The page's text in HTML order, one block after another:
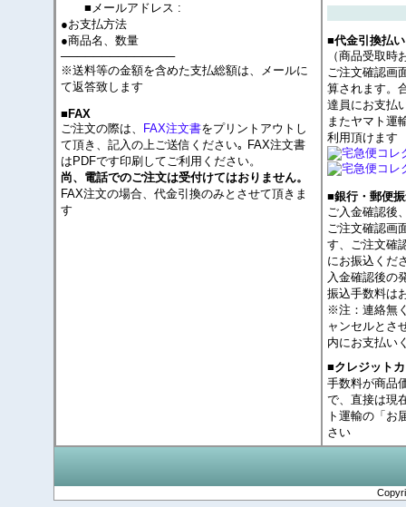
■メールアドレス :
●お支払方法
●商品名、数量
──────────────
※送料等の金額を含めた支払総額は、メールに
て返答致します
■FAX
ご注文の際は、 FAX注文書をプリントアウトし
て頂き、記入の上ご送信ください｡ FAX注文書
はPDFです印刷してご利用ください。
尚、電話でのご注文は受付けてはおりません。
FAX注文の場合、代金引換のみとさせて頂きま
す
■代金引換払い
（商品受取時
ご注文確認画
算されます。
達員にお支払
またヤマト運
利用頂けます
■銀行・郵便
ご入金確認後
ご注文確認画
す、ご注文確
にお振込くだ
入金確認後の
振込手数料は
※注：連絡無
ャンセルとさ
内にお支払い
■クレジット
手数料が商品
で、直接は現
ト運輸の「お
さい